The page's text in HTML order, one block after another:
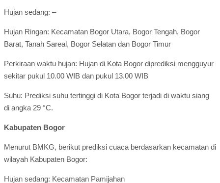
Hujan sedang: –
Hujan Ringan: Kecamatan Bogor Utara, Bogor Tengah, Bogor
Barat, Tanah Sareal, Bogor Selatan dan Bogor Timur
Perkiraan waktu hujan: Hujan di Kota Bogor diprediksi mengguyur
sekitar pukul 10.00 WIB dan pukul 13.00 WIB
Suhu: Prediksi suhu tertinggi di Kota Bogor terjadi di waktu siang
di angka 29 °C.
Kabupaten Bogor
Menurut BMKG, berikut prediksi cuaca berdasarkan kecamatan di
wilayah Kabupaten Bogor:
Hujan sedang: Kecamatan Pamijahan